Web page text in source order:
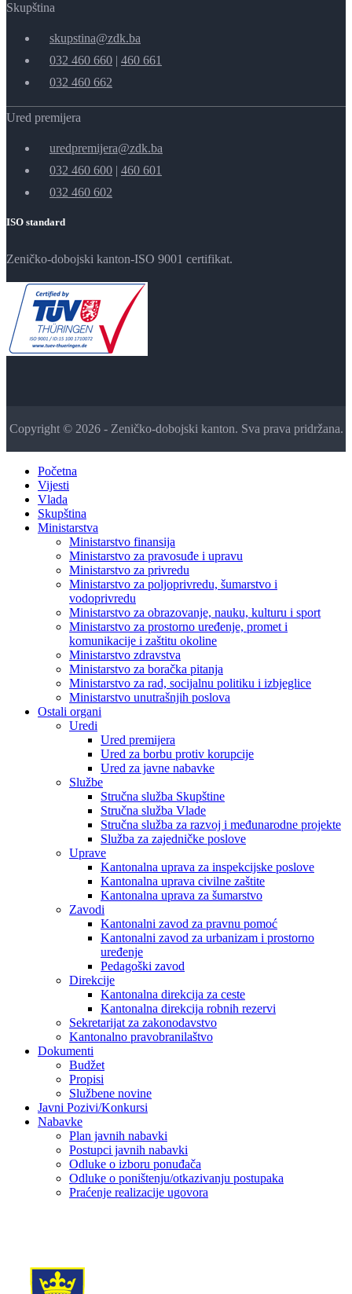
Skupština
skupstina@zdk.ba
032 460 660 | 460 661
032 460 662
Ured premijera
uredpremijera@zdk.ba
032 460 600 | 460 601
032 460 602
ISO standard
Zeničko-dobojski kanton-ISO 9001 certifikat.
Copyright © 2026 - Zeničko-dobojski kanton. Sva prava pridržana.
Početna
Vijesti
Vlada
Skupština
Ministarstva
Ministarstvo finansija
Ministarstvo za pravosuđe i upravu
Ministarstvo za privredu
Ministarstvo za poljoprivredu, šumarstvo i
vodoprivredu
Ministarstvo za obrazovanje, nauku, kulturu i sport
Ministarstvo za prostorno uređenje, promet i
komunikacije i zaštitu okoline
Ministarstvo zdravstva
Ministarstvo za boračka pitanja
Ministarstvo za rad, socijalnu politiku i izbjeglice
Ministarstvo unutrašnjih poslova
Ostali organi
Uredi
Ured premijera
Ured za borbu protiv korupcije
Ured za javne nabavke
Službe
Stručna služba Skupštine
Stručna služba Vlade
Stručna služba za razvoj i međunarodne projekte
Služba za zajedničke poslove
Uprave
Kantonalna uprava za inspekcijske poslove
Kantonalna uprava civilne zaštite
Kantonalna uprava za šumarstvo
Zavodi
Kantonalni zavod za pravnu pomoć
Kantonalni zavod za urbanizam i prostorno
uređenje
Pedagoški zavod
Direkcije
Kantonalna direkcija za ceste
Kantonalna direkcija robnih rezervi
Sekretarijat za zakonodavstvo
Kantonalno pravobranilaštvo
Dokumenti
Budžet
Propisi
Službene novine
Javni Pozivi/Konkursi
Nabavke
Plan javnih nabavki
Postupci javnih nabavki
Odluke o izboru ponuđača
Odluke o poništenju/otkazivanju postupaka
Praćenje realizacije ugovora